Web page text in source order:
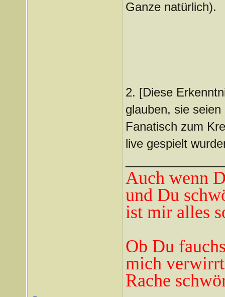
Ganze natürlich).
2. [Diese
glauben, sie
Fanatisch zum
live gespielt
Auch wenn
und Du
ist mir alles
Ob Du
mich
Rache